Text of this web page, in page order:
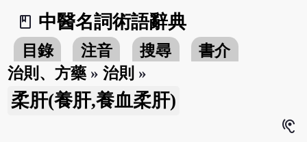
book_2
中醫名詞術語辭典
目錄 注音 搜尋
書介
治則、方藥 »治則 »
柔肝(養肝,養血柔肝)
hearing